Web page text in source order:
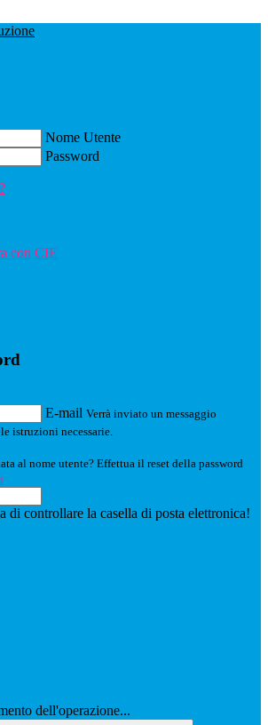
Nome Utente
Password
con CIE
E-mail Verrà inviato un messaggio
istruzioni necessarie.
al nome utente? Effettua il reset della password
di controllare la casella di posta elettronica!
dell'operazione...